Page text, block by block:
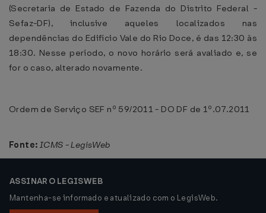
(Secretaria de Estado de Fazenda do Distrito Federal -
Sefaz-DF), inclusive aqueles localizados nas
dependências do Edifício Vale do Rio Doce, é das 12:30 às
18:30. Nesse período, o novo horário será avaliado e, se
for o caso, alterado novamente.
Ordem de Serviço SEF nº 59/2011 - DO DF de 1º.07.2011
Fonte: ICMS - LegisWeb
ASSINAR O LEGISWEB
Mantenha-se informado e atualizado com o LegisWeb.